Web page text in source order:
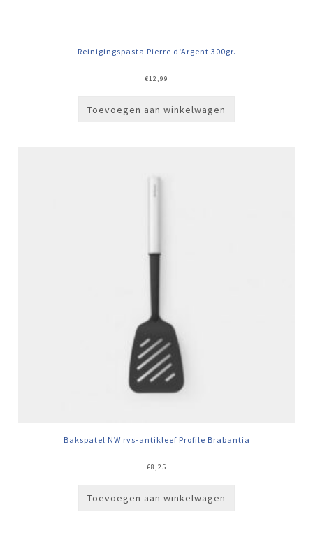
Reinigingspasta Pierre d‘Argent 300gr.
€12,99
Toevoegen aan winkelwagen
Bakspatel NW rvs-antikleef Profile Brabantia
€8,25
Toevoegen aan winkelwagen